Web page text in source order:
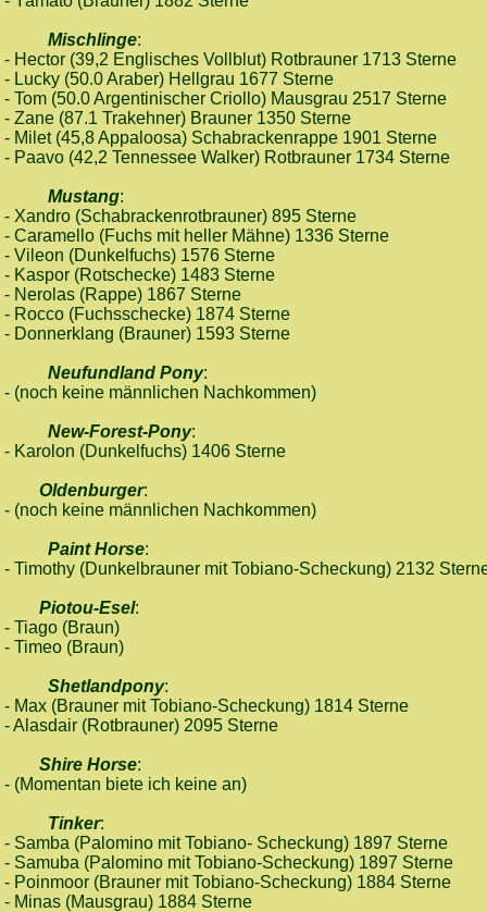
Mischlinge:
- Hector (39,2 Englisches Vollblut) Rotbrauner 1713 Sterne
- Lucky (50.0 Araber) Hellgrau 1677 Sterne
- Tom (50.0 Argentinischer Criollo) Mausgrau 2517 Sterne
- Zane (87.1 Trakehner) Brauner 1350 Sterne
- Milet (45,8 Appaloosa) Schabrackenrappe 1901 Sterne
- Paavo (42,2 Tennessee Walker) Rotbrauner 1734 Sterne
Mustang:
- Xandro (Schabrackenrotbrauner) 895 Sterne
- Caramello (Fuchs mit heller Mähne) 1336 Sterne
- Vileon (Dunkelfuchs) 1576 Sterne
- Kaspor (Rotschecke) 1483 Sterne
- Nerolas (Rappe) 1867 Sterne
- Rocco (Fuchsschecke) 1874 Sterne
- Donnerklang (Brauner) 1593 Sterne
Neufundland Pony:
- (noch keine männlichen Nachkommen)
New-Forest-Pony:
- Karolon (Dunkelfuchs) 1406 Sterne
Oldenburger:
- (noch keine männlichen Nachkommen)
Paint Horse:
- Timothy (Dunkelbrauner mit Tobiano-Scheckung) 2132
Piotou-Esel:
- Tiago (Braun)
- Timeo (Braun)
Shetlandpony:
- Max (Brauner mit Tobiano-Scheckung) 1814 Sterne
- Alasdair (Rotbrauner) 2095 Sterne
Shire Horse:
- (Momentan biete ich keine an)
Tinker:
- Samba (Palomino mit Tobiano- Scheckung) 1897 Sterne
- Samuba (Palomino mit Tobiano-Scheckung) 1897 Sterne
- Poinmoor (Brauner mit Tobiano-Scheckung) 1884 Sterne
- Minas (Mausgrau) 1884 Sterne